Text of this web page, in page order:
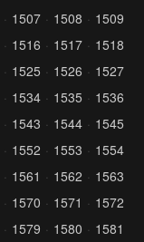
1507 1508
1509
1516 1517
1518
1525 1526
1527
1534 1535
1536
1543 1544
1545
1552 1553
1554
1561 1562
1563
1570 1571
1572
1579 1580
1581